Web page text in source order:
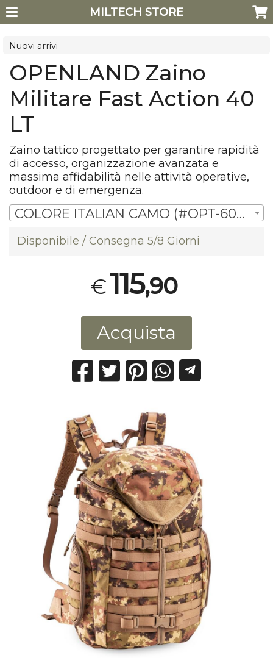
MILTECH STORE
Nuovi arrivi
OPENLAND Zaino
Militare Fast Action 40
LT
Zaino tattico progettato per garantire rapidità
di accesso, organizzazione avanzata e
massima affidabilità nelle attività operative,
outdoor e di emergenza.
COLORE ITALIAN CAMO (#OPT-605 IT) | € 115,90
Disponibile / Consegna 5/8 Giorni
€115,90
Acquista